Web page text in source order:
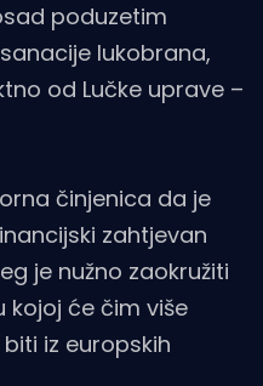
poduzetim
lukobrana,
od Lučke uprave –
činjenica da je
zahtjevan
je nužno zaokružiti
kojoj će čim više
iz europskih